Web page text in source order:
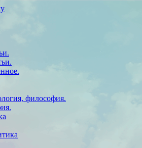
философия.